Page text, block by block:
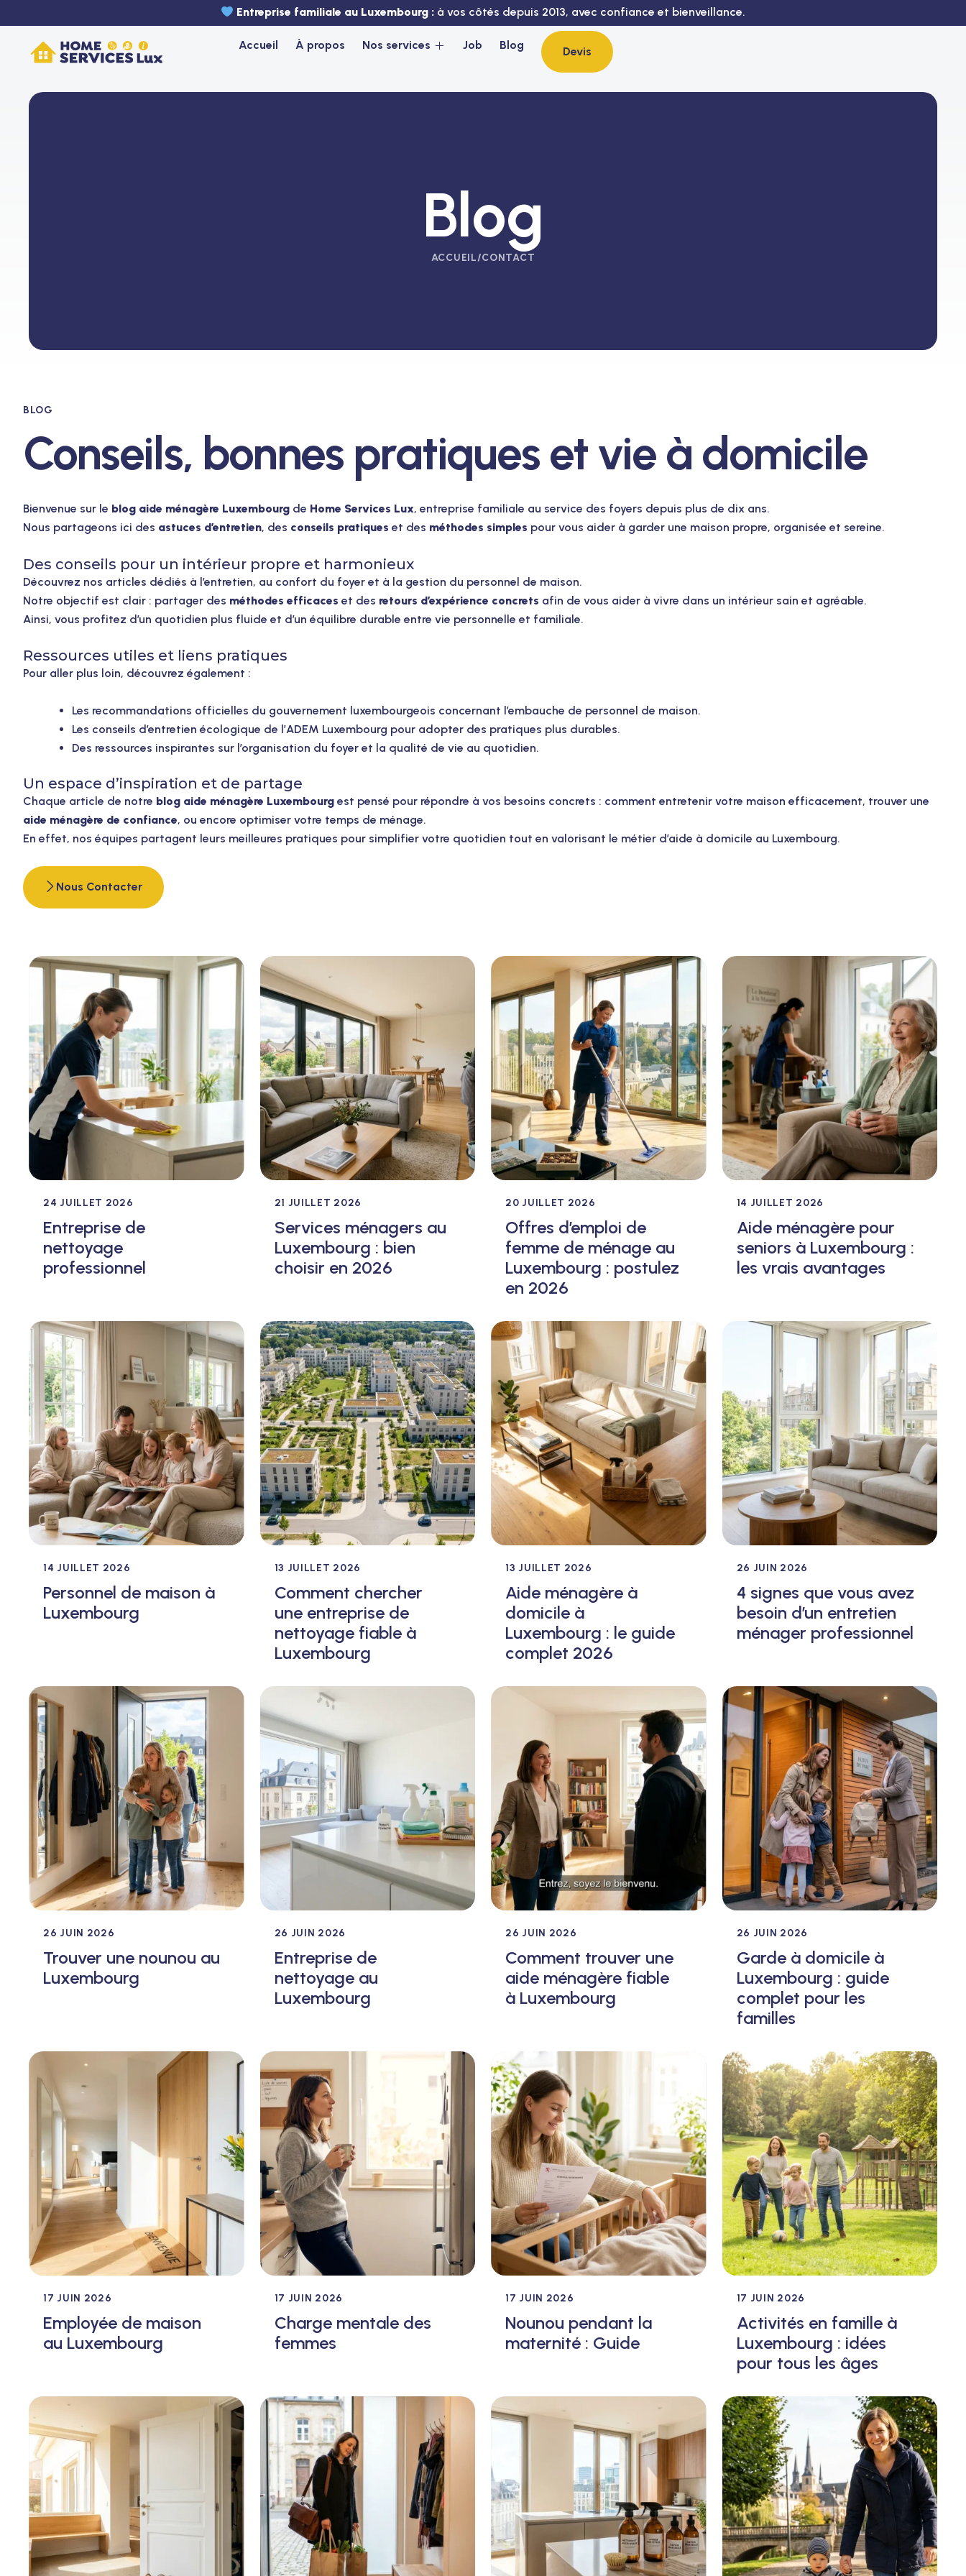
au
contenu
Entreprise familiale au Luxembourg : à vos côtés depuis 2013, avec confiance et bienveillance.
Accueil À propos Nos services Job Blog Devis
Blog
ACCUEIL/CONTACT
BLOG
Conseils, bonnes pratiques et vie à domicile
Bienvenue sur le blog aide ménagère Luxembourg de Home Services Lux, entreprise familiale au service des foyers depuis plus de dix ans.
Nous partageons ici des astuces d’entretien, des conseils pratiques et des méthodes simples pour vous aider à garder une maison propre, organisée et sereine.
Des conseils pour un intérieur propre et harmonieux
Découvrez nos articles dédiés à l’entretien, au confort du foyer et à la gestion du personnel de maison.
Notre objectif est clair : partager des méthodes efficaces et des retours d’expérience concrets afin de vous aider à vivre dans un intérieur sain et agréable.
Ainsi, vous profitez d’un quotidien plus fluide et d’un équilibre durable entre vie personnelle et familiale.
Ressources utiles et liens pratiques
Pour aller plus loin, découvrez également :
Les recommandations officielles du gouvernement luxembourgeois concernant l’embauche de personnel de maison.
Les conseils d’entretien écologique de l’ADEM Luxembourg pour adopter des pratiques plus durables.
Des ressources inspirantes sur l’organisation du foyer et la qualité de vie au quotidien.
Un espace d’inspiration et de partage
Chaque article de notre blog aide ménagère Luxembourg est pensé pour répondre à vos besoins concrets : comment entretenir votre maison efficacement, trouver une
aide ménagère de confiance, ou encore optimiser votre temps de ménage.
En effet, nos équipes partagent leurs meilleures pratiques pour simplifier votre quotidien tout en valorisant le métier d’aide à domicile au Luxembourg.
Nous Contacter
24 JUILLET 2026
Entreprise de
nettoyage
professionnel
21 JUILLET 2026
Services ménagers au
Luxembourg : bien
choisir en 2026
20 JUILLET 2026
Offres d’emploi de
femme de ménage au
Luxembourg : postulez
en 2026
14 JUILLET 2026
Aide ménagère pour
seniors à Luxembourg :
les vrais avantages
14 JUILLET 2026
Personnel de maison à
Luxembourg
13 JUILLET 2026
Comment chercher
une entreprise de
nettoyage fiable à
Luxembourg
13 JUILLET 2026
Aide ménagère à
domicile à
Luxembourg : le guide
complet 2026
26 JUIN 2026
4 signes que vous avez
besoin d’un entretien
ménager professionnel
26 JUIN 2026
Trouver une nounou au
Luxembourg
26 JUIN 2026
Entreprise de
nettoyage au
Luxembourg
26 JUIN 2026
Comment trouver une
aide ménagère fiable
à Luxembourg
26 JUIN 2026
Garde à domicile à
Luxembourg : guide
complet pour les
familles
17 JUIN 2026
Employée de maison
au Luxembourg
17 JUIN 2026
Charge mentale des
femmes
17 JUIN 2026
Nounou pendant la
maternité : Guide
17 JUIN 2026
Activités en famille à
Luxembourg : idées
pour tous les âges